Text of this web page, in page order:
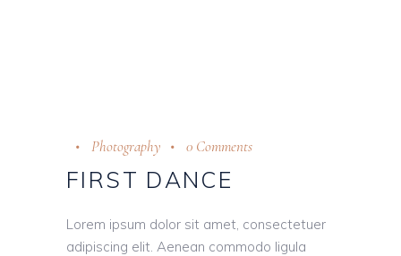
Photography 0 Comments
FIRST DANCE
Lorem ipsum dolor sit amet, consectetuer
adipiscing elit. Aenean commodo ligula